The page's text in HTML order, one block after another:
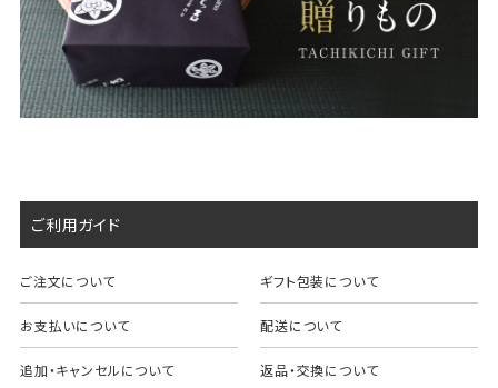
ご利用ガイド
ご注文について ギフト包装について
お支払いについて 配送について
追加・キャンセルについて 返品・交換について